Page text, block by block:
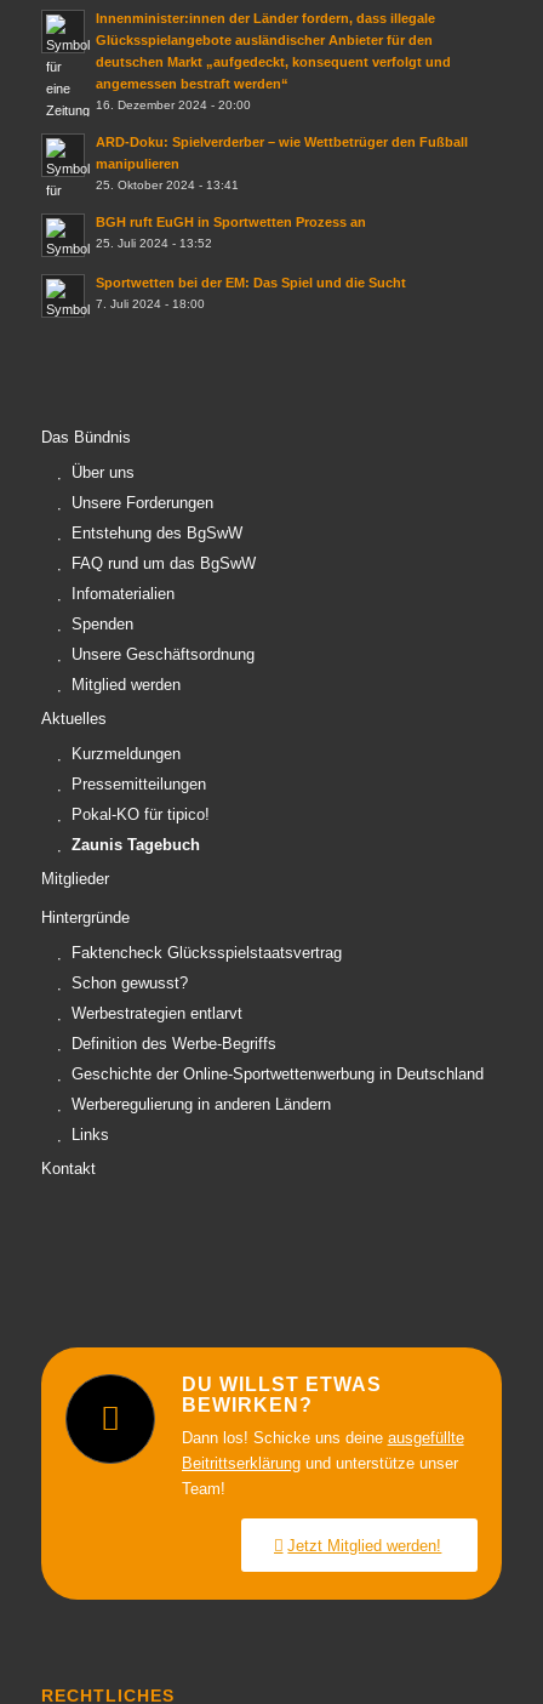
Innenminister:innen der Länder fordern, dass illegale
Glücksspielangebote ausländischer Anbieter für den
deutschen Markt „aufgedeckt, konsequent verfolgt und
angemessen bestraft werden“
16. Dezember 2024 - 20:00
ARD-Doku: Spielverderber – wie Wettbetrüger den Fußball
manipulieren
25. Oktober 2024 - 13:41
BGH ruft EuGH in Sportwetten Prozess an
25. Juli 2024 - 13:52
Sportwetten bei der EM: Das Spiel und die Sucht
7. Juli 2024 - 18:00
Das Bündnis
Über uns
Unsere Forderungen
Entstehung des BgSwW
FAQ rund um das BgSwW
Infomaterialien
Spenden
Unsere Geschäftsordnung
Mitglied werden
Aktuelles
Kurzmeldungen
Pressemitteilungen
Pokal-KO für tipico!
Zaunis Tagebuch
Mitglieder
Hintergründe
Faktencheck Glücksspielstaatsvertrag
Schon gewusst?
Werbestrategien entlarvt
Definition des Werbe-Begriffs
Geschichte der Online-Sportwettenwerbung in Deutschland
Werberegulierung in anderen Ländern
Links
Kontakt
DU WILLST ETWAS
BEWIRKEN?
Dann los! Schicke uns deine ausgefüllte
Beitrittserklärungund unterstütze unser
Team!
Jetzt Mitglied werden!
RECHTLICHES